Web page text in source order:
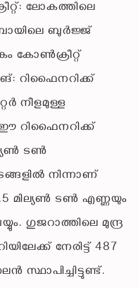
ലോകത്തിലെ
ബുർജ്ജ്
കോൺക്രീറ്റ്
റിഫൈനറിക്ക്
നീളമുള്ള
റിഫൈനറിക്ക്
ടൺ
നിന്നാണ്
മില്യൺ ടൺ എണ്ണയും
ഗുജറാത്തിലെ മുന്ദ്ര
നേരിട്ട് 487
സ്ഥാപിച്ചിട്ടുണ്ട്.